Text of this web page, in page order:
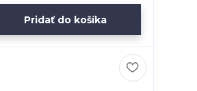
Pridať do košíka